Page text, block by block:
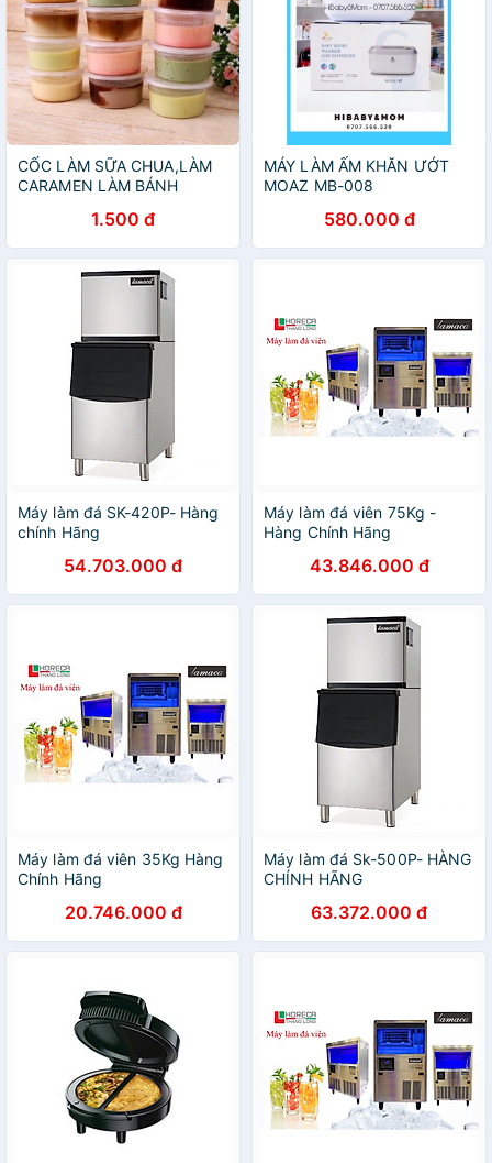
CỐC LÀM SỮA CHUA,LÀM
CARAMEN LÀM BÁNH
1.500 đ
MÁY LÀM ẤM KHĂN ƯỚT
MOAZ MB-008
580.000 đ
Máy làm đá SK-420P- Hàng
chính Hãng
54.703.000 đ
Máy làm đá viên 75Kg -
Hàng Chính Hãng
43.846.000 đ
Máy làm đá viên 35Kg Hàng
Chính Hãng
20.746.000 đ
Máy làm đá Sk-500P- HÀNG
CHÍNH HÃNG
63.372.000 đ